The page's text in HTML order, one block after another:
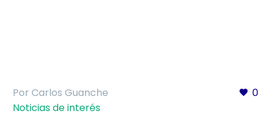
0
Por Carlos Guanche
Noticias de interés